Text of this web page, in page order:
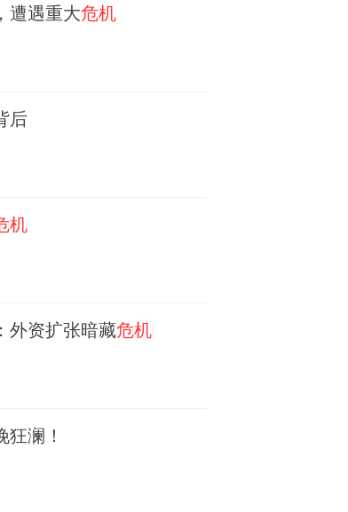
遭遇重大危机
后
机
外资扩张暗藏危机
狂澜！